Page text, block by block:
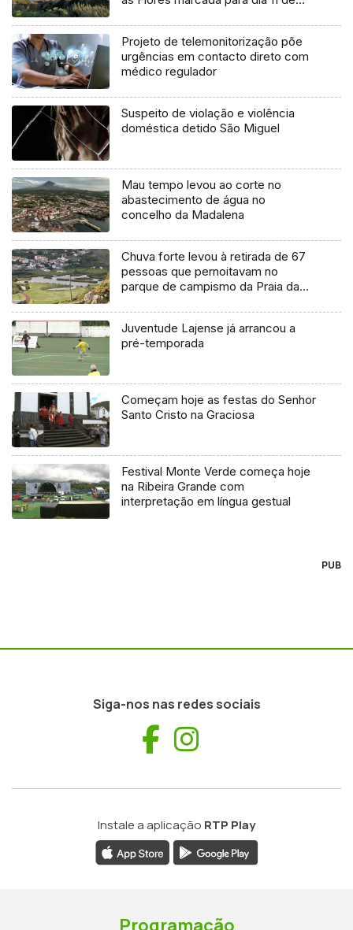
Projeto de telemonitorização põe
urgências em contacto direto com
médico regulador
Suspeito de violação e violência
doméstica detido São Miguel
Mau tempo levou ao corte no
abastecimento de água no
concelho da Madalena
Chuva forte levou à retirada de 67
pessoas que pernoitavam no
parque de campismo da Praia da
Juventude Lajense já arrancou a
pré-temporada
Começam hoje as festas do Senhor
Santo Cristo na Graciosa
Festival Monte Verde começa hoje
na Ribeira Grande com
interpretação em língua gestual
PUB
Siga-nos nas redes sociais
Facebook
Instale a aplicação RTP Play